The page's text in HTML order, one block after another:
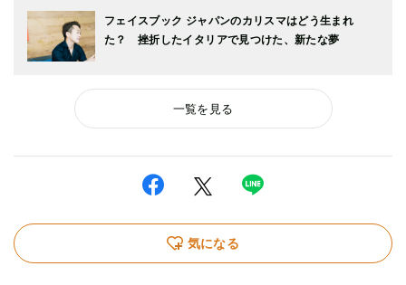
フェイスブック ジャパンのカリスマはどう生まれ
た？ 挫折したイタリアで見つけた、新たな夢
一覧を見る
気になる